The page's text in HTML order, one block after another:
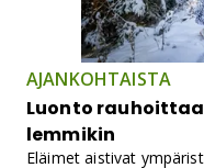
AJANKOHTAISTA
Luonto
lemmikin
Eläimet aistivat